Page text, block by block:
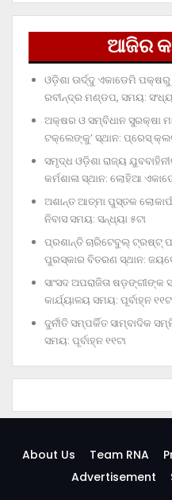
ଆଜିର
ଓଡ଼ିଶା ଊର୍ଦ୍ଦୁ ଏକାଡେମି ପକ୍ଷରୁ
ରବୀନ୍ଦ୍ର ମଣ୍ଡପ, ସମୟ:
ଅକ୍ଷର ଓ ସମ୍ବିଧାନ ସୁରକ୍ଷା
ଟକ୍‌ଲେଙ୍କୁ’ ସ୍ଥାନ: ପ୍ରେସ୍‌
ସମୃଦ୍ଧ ଓଡ଼ିଶା ରାଜ୍ୟ
କର୍ମଶାଳା ସ୍ଥାନ: ଲୋହିଆ
ଅଶାନ୍ତ ଆତ୍ମା ପୁସ୍ତକ
ନିବାସ ସମୟ: ସନ୍ଧ୍ୟା ୫ଟା
ପ୍ରଶାନ୍ତି ଚାରିଟେବୁଲ୍‌ ଟ୍ରଷ୍ଟ୍‌
ପୁରସ୍କାର ବିତରଣ ସ୍ଥାନ:
ସାଂସଦ ଅପରାଜିତା ଷଡ଼ଙ୍ଗୀଙ୍କ
କାର୍ଯ୍ୟାଳୟ ସମୟ: ପୂର୍ବାହ୍ନ
ଦୁର୍ନୀତି ସମ୍ପର୍କିତ ସାମ୍ବାଦିକ
ସମୟ: ପୂର୍ବାହ୍ନ ୧୧ଟା
About Us Team RNA
Advertisement